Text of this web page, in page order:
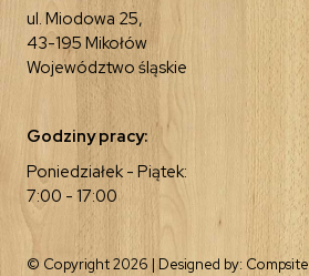
ul. Miodowa 25,
43-195 Mikołów
Województwo śląskie
Godziny pracy:
Poniedziałek - Piątek:
7:00 - 17:00
© Copyright 2026 | Designed by: Compsite